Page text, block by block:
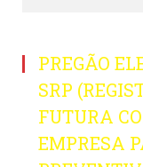
PREGÃO
SRP
FUTURA
EMPRESA